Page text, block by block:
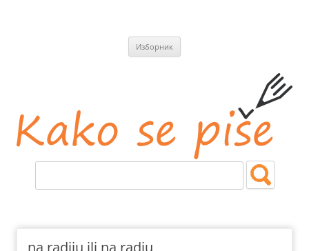
Изборник
na radiju ili na radiu